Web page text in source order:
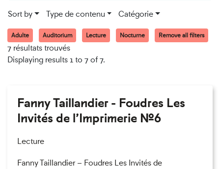
Sort by Type de contenu Catégorie
Adulte Auditorium Lecture Nocturne Remove all filters
7 résultats trouvés
Displaying results 1 to 7 of 7.
Fanny Taillandier - Foudres Les
Invités de l’Imprimerie n°6
Lecture
Fanny Taillandier – Foudres Les Invités de